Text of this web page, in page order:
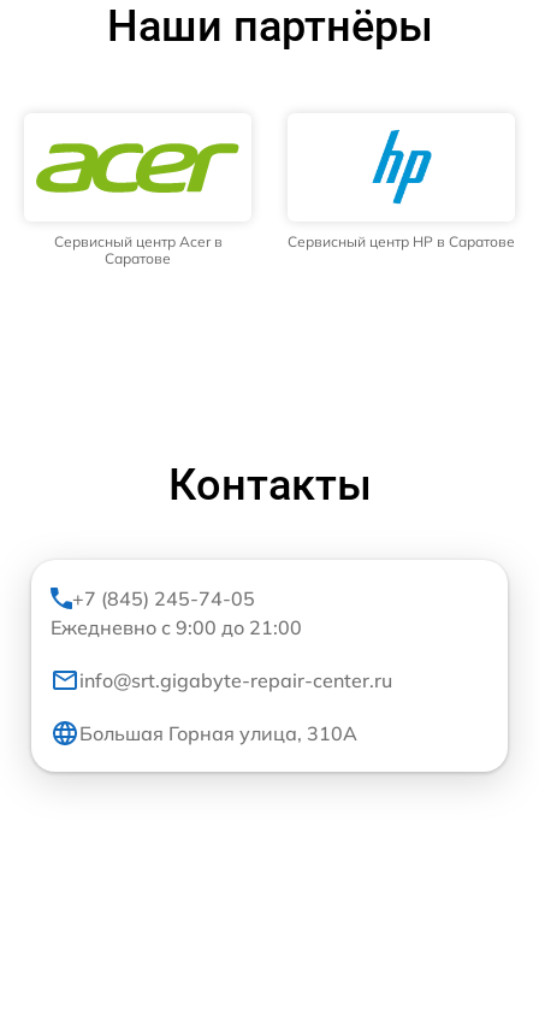
Наши партнёры
Сервисный центр Acer в
Саратове
Сервисный центр HP в Саратове
Контакты
+7 (845) 245-74-05
Ежедневно с 9:00 до 21:00
info@srt.gigabyte-repair-center.ru
Большая Горная улица, 310А